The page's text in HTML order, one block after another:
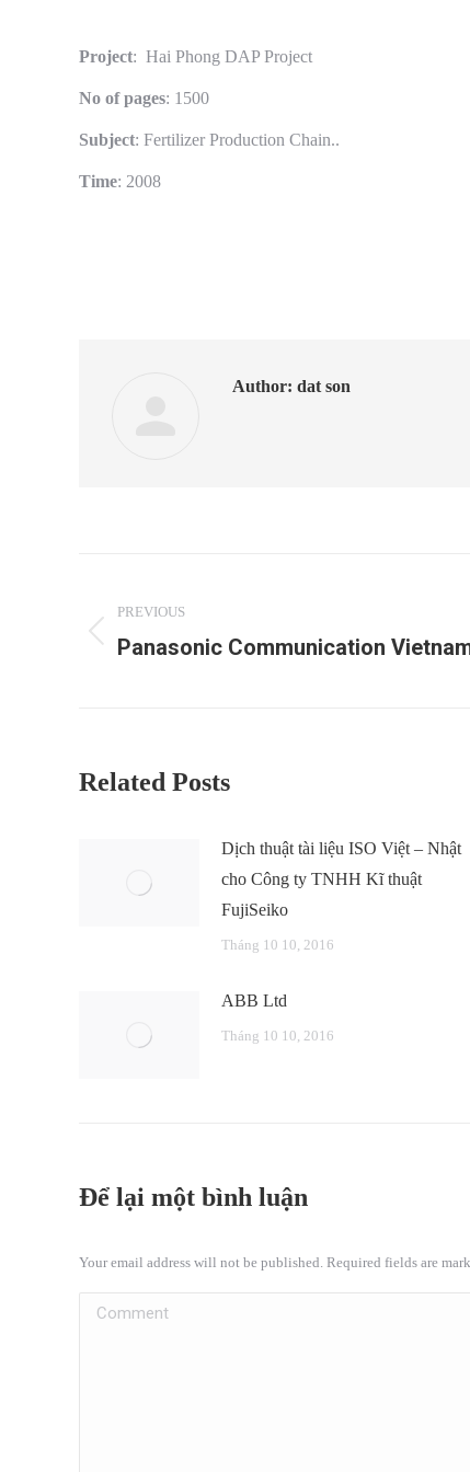
Project: Hai Phong DAP Project
No of pages: 1500
Subject: Fertilizer Production Chain..
Time: 2008
Author: dat son
navigation
PREVIOUS
Previous
Panasonic Communication
Related Posts
Dịch thuật tài liệu ISO Việt – Nhật
cho Công ty TNHH Kĩ thuật
FujiSeiko
Tháng 10 10, 2016
ABB Ltd
Tháng 10 10, 2016
Để lại một bình luận
Your email address will not be published. Required fields are
Comment